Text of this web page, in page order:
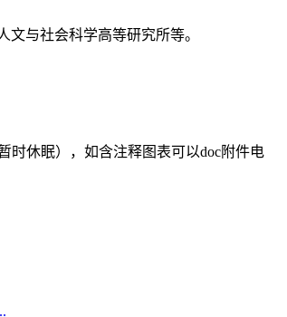
与社会科学高等研究所等。
时休眠），如含注释图表可以doc附件电